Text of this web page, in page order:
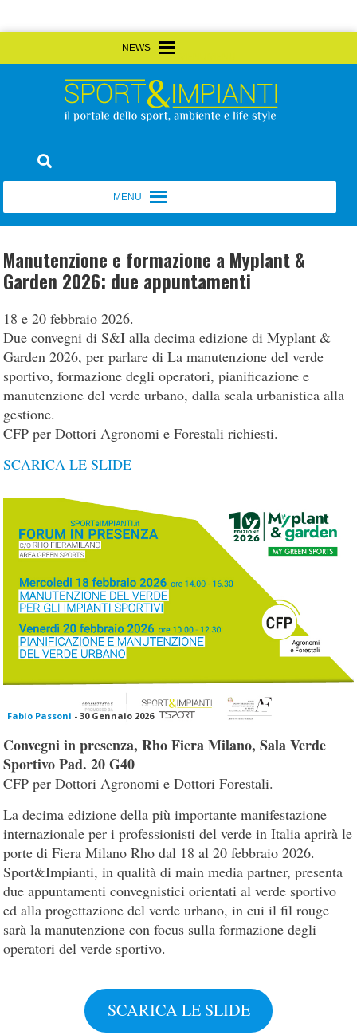
to
Sport&Impianti
Manutenzione e formazione a Myplant &
Garden 2026: due appuntamenti
18 e 20 febbraio 2026.
Due convegni di S&I alla decima edizione di Myplant &
Garden 2026, per parlare di La manutenzione del verde
sportivo, formazione degli operatori, pianificazione e
manutenzione del verde urbano, dalla scala urbanistica alla
gestione.
CFP per Dottori Agronomi e Forestali richiesti.
SCARICA LE SLIDE
Fabio Passoni -30 Gennaio 2026
Convegni in presenza, Rho Fiera Milano, Sala Verde
Sportivo Pad. 20 G40
CFP per Dottori Agronomi e Dottori Forestali.
La decima edizione della più importante manifestazione
internazionale per i professionisti del verde in Italia aprirà le
porte di Fiera Milano Rho dal 18 al 20 febbraio 2026.
Sport&Impianti, in qualità di main media partner, presenta
due appuntamenti convegnistici orientati al verde sportivo
ed alla progettazione del verde urbano, in cui il fil rouge
sarà la manutenzione con focus sulla formazione degli
operatori del verde sportivo.
SCARICA LE SLIDE